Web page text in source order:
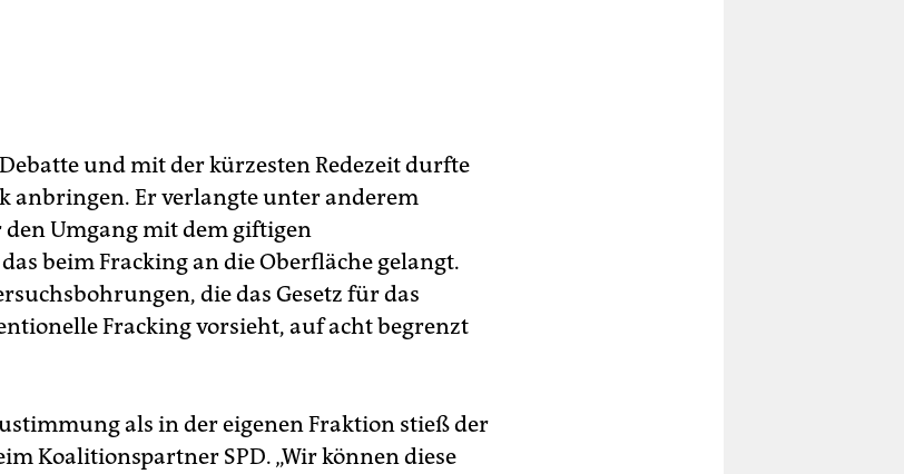
und mit der kürzesten Redezeit durfte
anbringen. Er verlangte unter anderem
den Umgang mit dem giftigen
beim Fracking an die Oberfläche gelangt.
die das Gesetz für das
Fracking vorsieht, auf acht begrenzt
als in der eigenen Fraktion stieß der
Koalitionspartner SPD. „Wir können diese